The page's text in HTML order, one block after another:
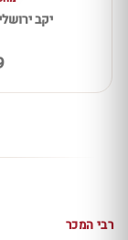
יקב
רבי המכר